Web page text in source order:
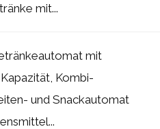
mit...
mit
Kombi-
und Snackautomat